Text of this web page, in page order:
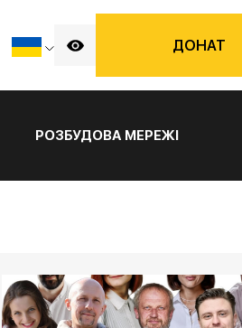
ДОНАТ
РОЗБУДОВА МЕРЕЖІ